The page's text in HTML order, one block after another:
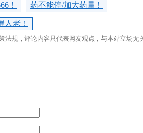
！ 药不能停/加大药量！
人老！